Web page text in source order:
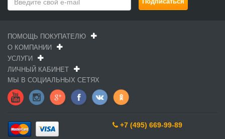
ПОМОЩЬ ПОКУПАТЕЛЮ
О КОМПАНИИ
УСЛУГИ
ЛИЧНЫЙ КАБИНЕТ
МЫ В СОЦИАЛЬНЫХ СЕТЯХ
+7 (495) 669-99-89